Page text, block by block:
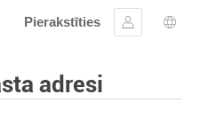
Pierakstīties
Ielogoties
adresi